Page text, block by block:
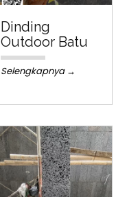
Dinding
Outdoor Batu
Selengkapnya →